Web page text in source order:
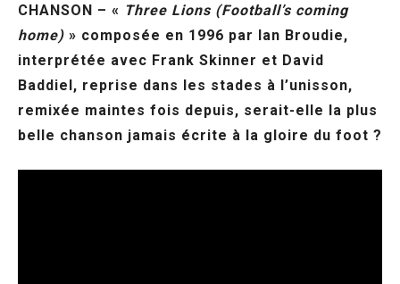
CHANSON – « Three Lions (Football’s coming
home) » composée en 1996 par Ian Broudie,
interprétée avec Frank Skinner et David
Baddiel, reprise dans les stades à l’unisson,
remixée maintes fois depuis, serait-elle la plus
belle chanson jamais écrite à la gloire du foot ?